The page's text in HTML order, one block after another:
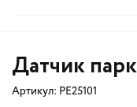
Датчик
Артикул: PE25101